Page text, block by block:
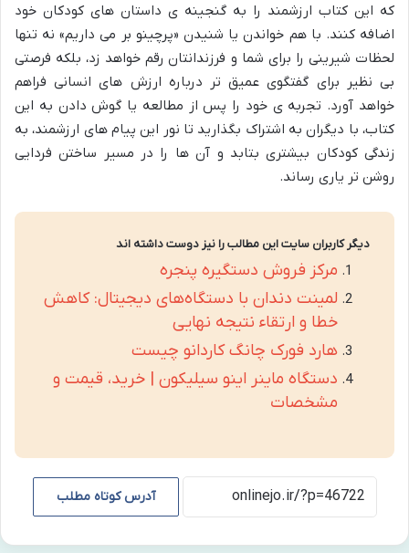
که این کتاب ارزشمند را به گنجینه ی داستان های کودکان خود
اضافه کنند. با هم خواندن یا شنیدن «پرچینو بر می داریم» نه تنها
لحظات شیرینی را برای شما و فرزندانتان رقم خواهد زد، بلکه فرصتی
بی نظیر برای گفتگوی عمیق تر درباره ارزش های انسانی فراهم
خواهد آورد. تجربه ی خود را پس از مطالعه یا گوش دادن به این
کتاب، با دیگران به اشتراک بگذارید تا نور این پیام های ارزشمند، به
زندگی کودکان بیشتری بتابد و آن ها را در مسیر ساختن فردایی
روشن تر یاری رساند.
دیگر کاربران سایت این مطالب را نیز دوست داشته اند
مرکز فروش دستگیره پنجره
لمینت دندان با دستگاه‌های دیجیتال: کاهش
خطا و ارتقاء نتیجه نهایی
هارد فورک چانگ کاردانو چیست
دستگاه ماینر اینو سیلیکون | خرید، قیمت و
مشخصات
آدرس کوتاه مطلب